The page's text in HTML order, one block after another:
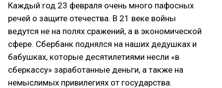
Каждый год 23 февраля очень много пафосных
речей о защите отечества. В 21 веке войны
ведутся не на полях сражений, а в экономической
сфере. Сбербанк поднялся на наших дедушках и
бабушках, которые десятилетиями несли «в
сберкассу» заработанные деньги, а также на
немыслимых привилегиях от государства.